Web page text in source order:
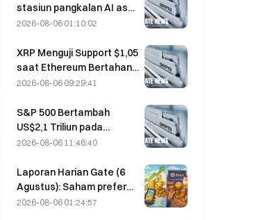
stasiun pangkalan AI asal
Tiongkok untuk
2026-08-06 01:10:02
XRP Menguji Support $1,05
saat Ethereum Bertahan
di $1.908 di Tengah
2026-08-06 09:29:41
S&P 500 Bertambah
US$2,1 Triliun pada
Agustus, Naik 3,12%,
Naik 2%
2026-08-06 11:46:40
Laporan Harian Gate (6
Agustus): Saham preferen
STRC milik Strategy
2026-08-06 01:24:57